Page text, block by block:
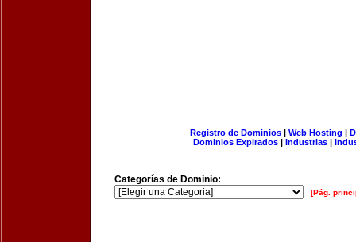
Registro de Dominios| Web Hosting |
Dominios Expirados | Industrias |
Categorías de Dominio:
[Pág.